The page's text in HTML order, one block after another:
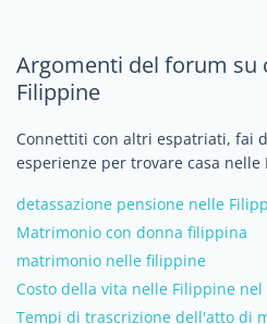
Argomenti del forum su
Filippine
Connettiti con altri espatriati, fai
esperienze per trovare casa nelle
detassazione pensione nelle
Matrimonio con donna filippina
matrimonio nelle filippine
Costo della vita nelle Filippine nel
Tempi di trascrizione dell'atto di